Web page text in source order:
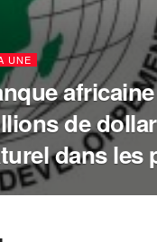
UNE
de
dans les